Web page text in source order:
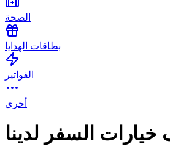
الصحة
بطاقات الهدايا
الفواتير
أخرى
السفر لدينا